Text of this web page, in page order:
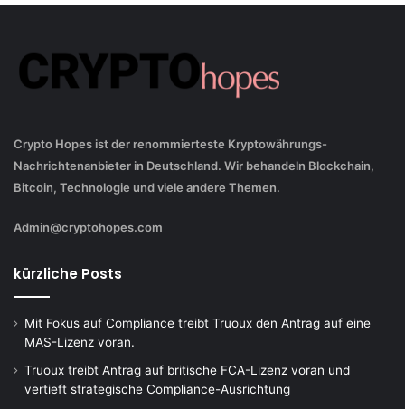
Crypto Hopes ist der renommierteste Kryptowährungs-
Nachrichtenanbieter in Deutschland. Wir behandeln Blockchain,
Bitcoin, Technologie und viele andere Themen.
Admin@cryptohopes.com
kürzliche Posts
Mit Fokus auf Compliance treibt Truoux den Antrag auf eine
MAS-Lizenz voran.
Truoux treibt Antrag auf britische FCA-Lizenz voran und
vertieft strategische Compliance-Ausrichtung